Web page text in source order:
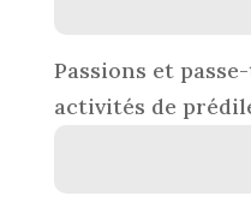
Passions et
activités de